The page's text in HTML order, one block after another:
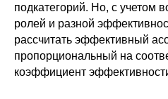
подкатегорий. Но, с учетом
ролей и разной
рассчитать эффективный
пропорциональный на
коэффициент